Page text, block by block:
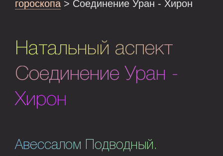
гороскопа > Соединение Уран - Хирон
Натальный аспект
Соединение Уран -
Хирон
Авессалом Подводный.